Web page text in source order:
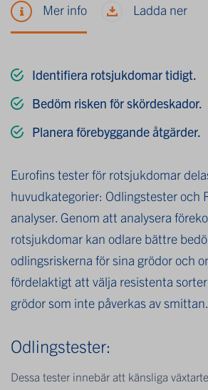
Mer info Ladda ner
Identifiera rotsjukdomar tidigt.
Bedöm risken för skördeskador.
Planera förebyggande åtgärder.
Eurofins tester för rotsjukdomar
huvudkategorier: Odlingstester och
analyser. Genom att analysera
rotsjukdomar kan odlare bättre
odlingsriskerna för sina grödor och
fördelaktigt att välja resistenta
grödor som inte påverkas av smittan.
Odlingstester:
Dessa tester innebär att känsliga